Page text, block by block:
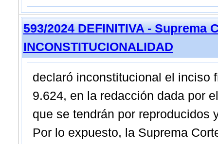
593/2024 DEFINITIVA - Suprema
INCONSTITUCIONALIDAD
declaró inconstitucional el inciso
9.624, en la redacción dada por
que se tendrán por reproducidos
Por lo expuesto, la Suprema